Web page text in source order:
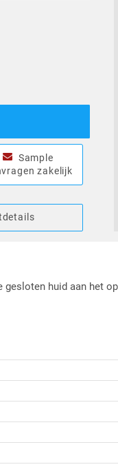
Sample
zakelijk
huid aan het